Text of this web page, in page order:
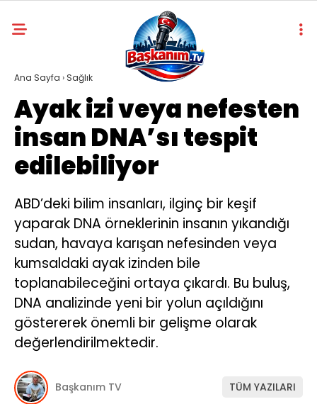
Ana Sayfa › Sağlık
Ayak izi veya nefesten
insan DNA’sı tespit
edilebiliyor
ABD’deki bilim insanları, ilginç bir keşif
yaparak DNA örneklerinin insanın yıkandığı
sudan, havaya karışan nefesinden veya
kumsaldaki ayak izinden bile
toplanabileceğini ortaya çıkardı. Bu buluş,
DNA analizinde yeni bir yolun açıldığını
göstererek önemli bir gelişme olarak
değerlendirilmektedir.
Başkanım TV TÜM YAZILARI